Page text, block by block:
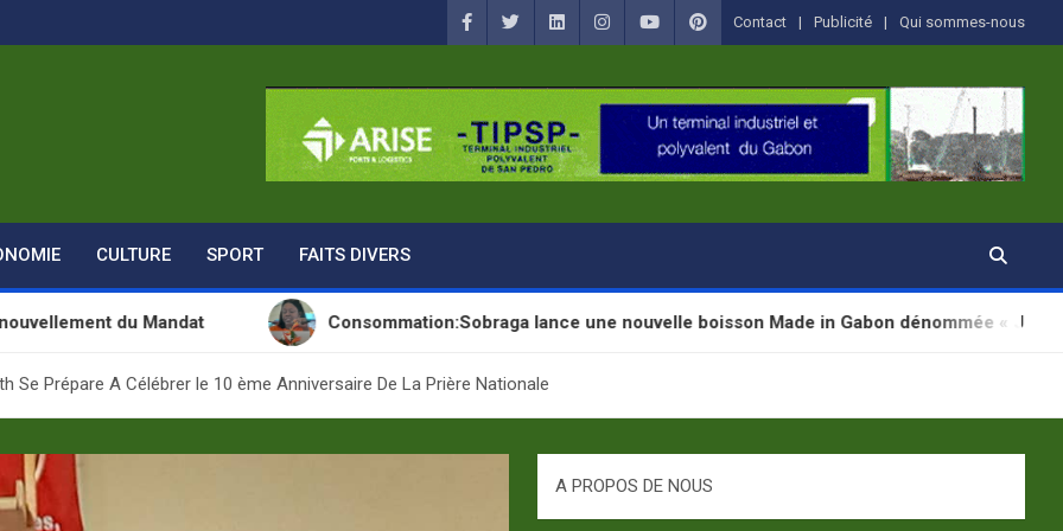
Contact Publicité Qui sommes-nous
CULTURE SPORT FAITS DIVERS
Mandat Consommation:Sobraga lance une nouvelle boisson Made in Gabon dénommée « Jugab »
Se Prépare A Célébrer le 10 ème Anniversaire De La Prière Nationale
A PROPOS DE NOUS